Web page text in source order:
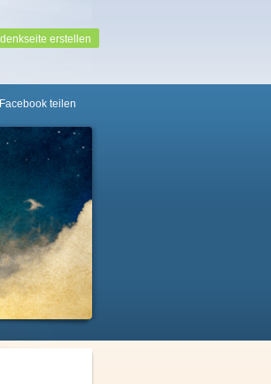
erstellen
teilen